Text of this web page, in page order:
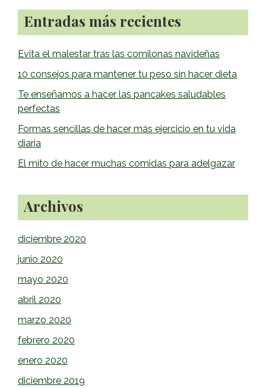
o
k
Barra
lateral
primaria
Entradas más recientes
Evita el malestar tras las comilonas navideñas
10 consejos para mantener tu peso sin hacer dieta
Te enseñamos a hacer las pancakes saludables
perfectas
Formas sencillas de hacer más ejercicio en tu vida
diaria
El mito de hacer muchas comidas para adelgazar
Archivos
diciembre 2020
junio 2020
mayo 2020
abril 2020
marzo 2020
febrero 2020
enero 2020
diciembre 2019